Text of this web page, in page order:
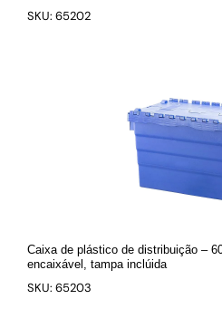
SKU: 65202
Caixa de plástico de distribuição –
encaixável, tampa inclúida
SKU: 65203